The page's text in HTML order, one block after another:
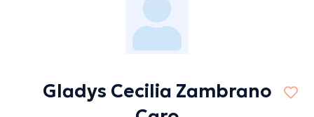
Gladys Cecilia Zambrano